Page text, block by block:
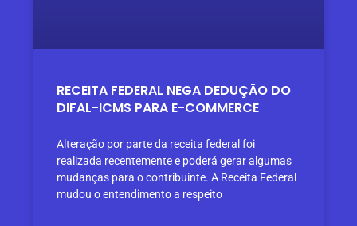
RECEITA FEDERAL NEGA DEDUÇÃO DO
DIFAL-ICMS PARA E-COMMERCE
Alteração por parte da receita federal foi
realizada recentemente e poderá gerar algumas
mudanças para o contribuinte. A Receita Federal
mudou o entendimento a respeito